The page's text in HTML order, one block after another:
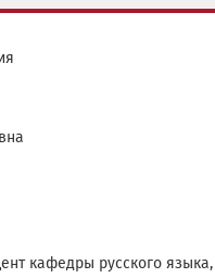
кафедры русского